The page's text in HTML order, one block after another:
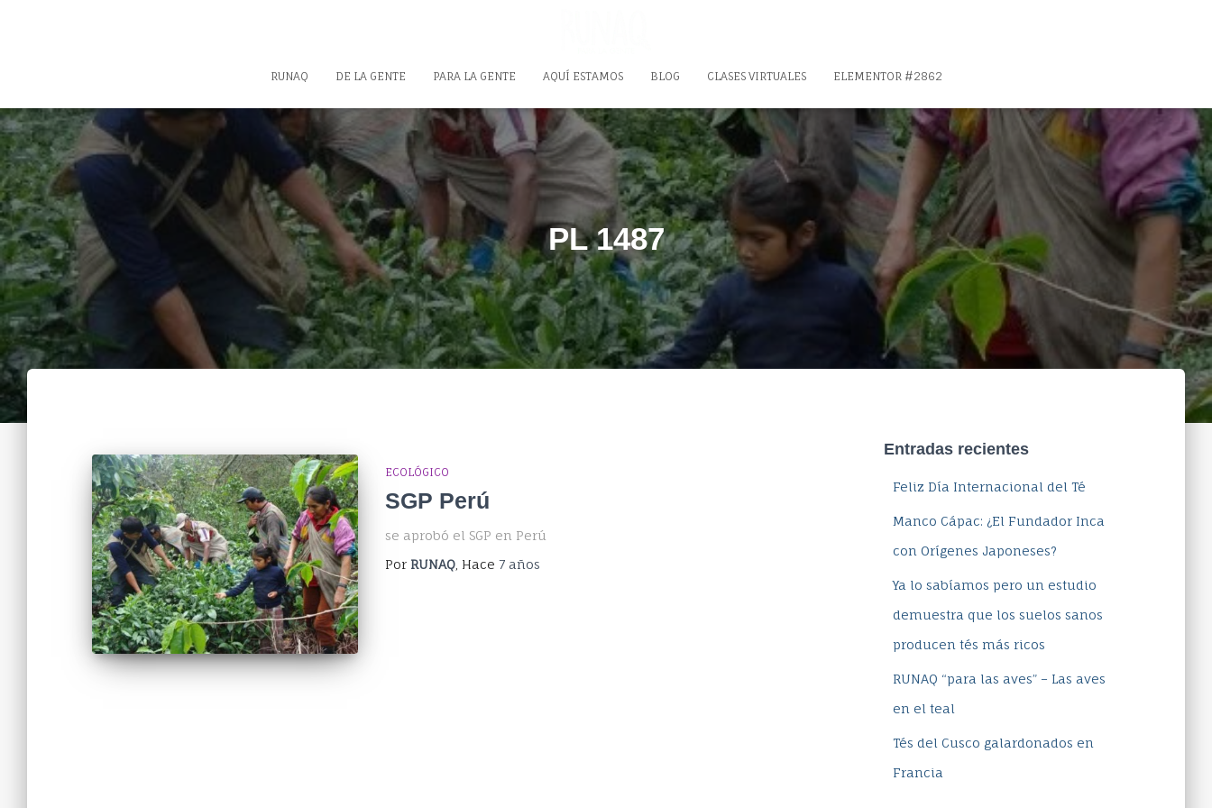
RUNAQ DE LA GENTE PARA LA GENTE AQUÍ ESTAMOS BLOG CLASES VIRTUALES ELEMENTOR #2862
PL 1487
ECOLÓGICO
SGP Perú
se aprobó el SGP en Perú
Por RUNAQ , Hace 7 años
Entradas recientes
Feliz Día Internacional del Té
Manco Cápac: ¿El Fundador Inca
con Orígenes Japoneses?
Ya lo sabíamos pero un estudio
demuestra que los suelos sanos
producen tés más ricos
RUNAQ “para las aves” – Las aves
en el teal
Tés del Cusco galardonados en
Francia